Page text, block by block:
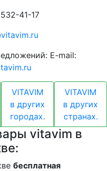
41-17
E-mail:
VITAVIM
в других
городах.
VITAVIM
в других
странах.
vitavim в
бесплатная